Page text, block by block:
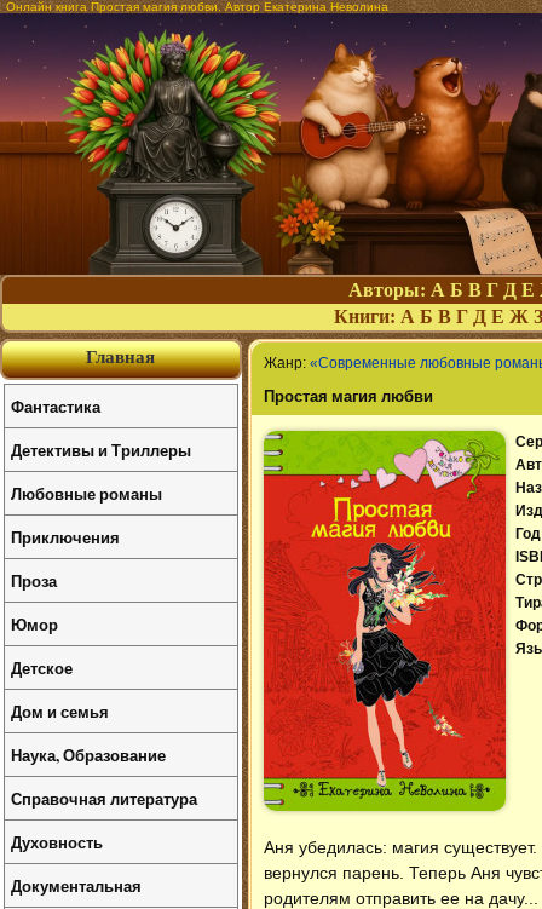
Онлайн книга Простая магия любви. Автор Екатерина Неволина
Авторы: А Б В Г Д Е
Книги: А Б В Г Д Е Ж З
Жанр: «Современные любовные
Простая магия любви
Аня убедилась: магия
вернулся парень. Теперь Аня
родителям отправить ее на
Главная
Фантастика
Детективы и Триллеры
Любовные романы
Приключения
Проза
Юмор
Детское
Дом и семья
Наука, Образование
Справочная литература
Духовность
Документальная